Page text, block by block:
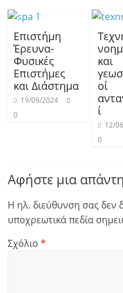
Επιστήμη
Έρευνα-
Φυσικές
Επιστήμες
και Διάστημα
19/09/2024
0
και
οί
ί
12/
0
Αφήστε μια
Η ηλ. διεύθυνση σας δεν
υποχρεωτικά πεδία
Σχόλιο*